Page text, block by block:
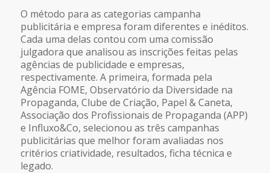
O método para as categorias campanha
publicitária e empresa foram diferentes e inéditos.
Cada uma delas contou com uma comissão
julgadora que analisou as inscrições feitas pelas
agências de publicidade e empresas,
respectivamente. A primeira, formada pela
Agência FOME, Observatório da Diversidade na
Propaganda, Clube de Criação, Papel & Caneta,
Associação dos Profissionais de Propaganda (APP)
e Influxo&Co, selecionou as três campanhas
publicitárias que melhor foram avaliadas nos
critérios criatividade, resultados, ficha técnica e
legado.